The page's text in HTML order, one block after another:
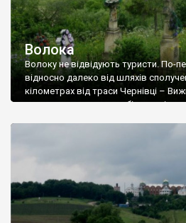
Волока
Волоку не відвідують туристи. По-
відносно далеко від шляхів
кілометрах від траси Чернівці –
сюди ну дуже складна: більше ніж на